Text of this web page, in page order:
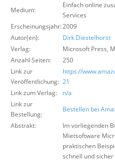
Medium:
Einfach online
Services
Erscheinungsjahr:2009
Autor(en):
Dirk Diestelhorst
Verlag:
Microsoft Press,
Anzahl Seiten:
250
Link zur
Veröffentlichung:
https://
21
Link zum Verlag:
n/a
Link zur
Bestellung:
Bestellen bei
Abstrakt:
Im vorliegenden
Mietsoftware
praktischen
schnell und